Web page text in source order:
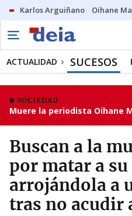
Karlos Arguiñano Oihane
ACTUALIDAD SUCESOS
SOCIEDAD
Muere la periodista Oihane
Buscan a la
por matar a su
arrojándola a
tras no acudir